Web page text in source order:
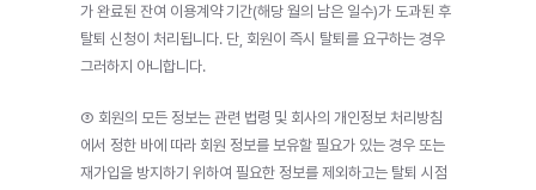
가 완료된 잔여 이용계약 기간(해당 월의 남은 일수)가 도과된 후
탈퇴 신청이 처리됩니다. 단, 회원이 즉시 탈퇴를 요구하는 경우
그러하지 아니합니다.
③ 회원의 모든 정보는 관련 법령 및 회사의 개인정보 처리방침
에서 정한 바에 따라 회원 정보를 보유할 필요가 있는 경우 또는
재가입을 방지하기 위하여 필요한 정보를 제외하고는 탈퇴 시점